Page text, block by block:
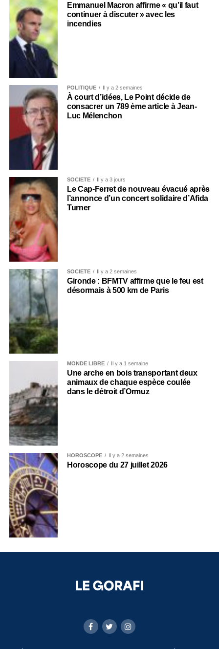
Emmanuel Macron affirme « qu’il faut
continuer à discuter » avec les
incendies
POLITIQUE Il y a 2 semaines
À court d’idées, Le Point décide de
consacrer un 789 ème article à Jean-
Luc Mélenchon
SOCIÉTÉ Il y a 3 jours
Le Cap-Ferret de nouveau évacué après
l’annonce d’un concert solidaire d’Afida
Turner
SOCIÉTÉ Il y a 2 semaines
Gironde : BFMTV affirme que le feu est
désormais à 500 km de Paris
MONDE LIBRE Il y a 1 semaine
Une arche en bois transportant deux
animaux de chaque espèce coulée
dans le détroit d’Ormuz
HOROSCOPE Il y a 2 semaines
Horoscope du 27 juillet 2026